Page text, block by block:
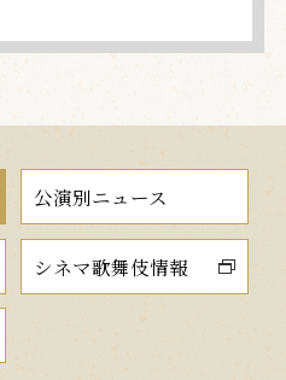
公演別ニュース
シネマ歌舞伎情報